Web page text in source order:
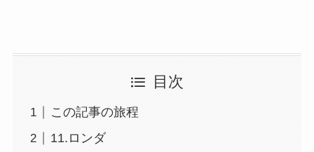
目次
この記事の旅程
11.ロンダ